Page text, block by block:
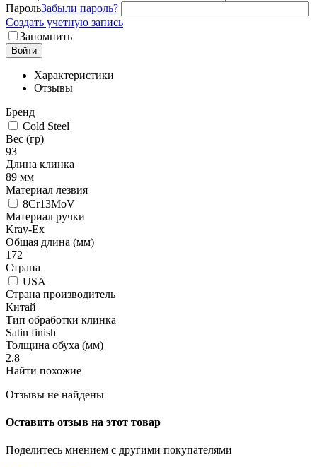
ПарольЗабыли пароль?
Создать учетную запись
Запомнить
Войти
Характеристики
Отзывы
Бренд
Cold Steel
Вес (гр)
93
Длина клинка
89 мм
Материал лезвия
8Cr13MoV
Материал ручки
Kray-Ex
Общая длина (мм)
172
Страна
USA
Страна производитель
Китай
Тип обработки клинка
Satin finish
Толщина обуха (мм)
2.8
Найти похожие
Отзывы не найдены
Оставить отзыв на этот товар
Поделитесь мнением с другими покупателями